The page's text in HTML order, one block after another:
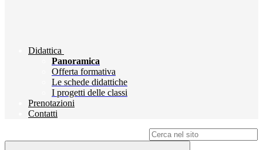
Didattica
Panoramica
Offerta formativa
Le schede didattiche
I progetti delle classi
Prenotazioni
Contatti